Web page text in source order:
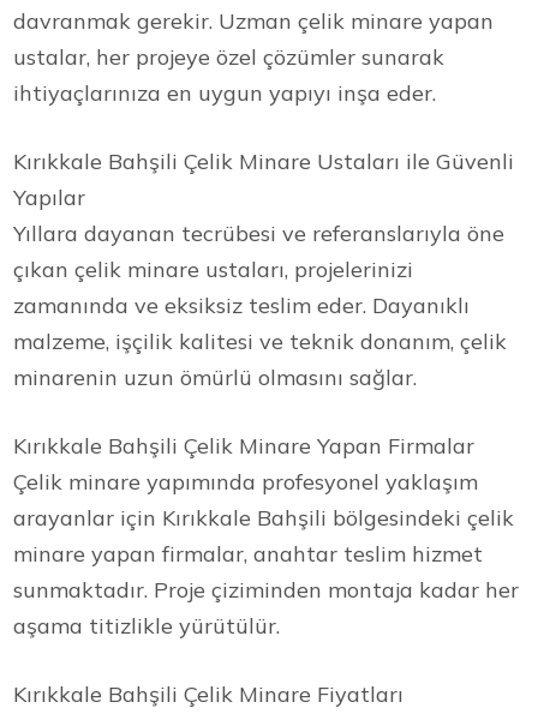
davranmak gerekir. Uzman çelik minare yapan
ustalar, her projeye özel çözümler sunarak
ihtiyaçlarınıza en uygun yapıyı inşa eder.
Kırıkkale Bahşili Çelik Minare Ustaları ile Güvenli
Yapılar
Yıllara dayanan tecrübesi ve referanslarıyla öne
çıkan çelik minare ustaları, projelerinizi
zamanında ve eksiksiz teslim eder. Dayanıklı
malzeme, işçilik kalitesi ve teknik donanım, çelik
minarenin uzun ömürlü olmasını sağlar.
Kırıkkale Bahşili Çelik Minare Yapan Firmalar
Çelik minare yapımında profesyonel yaklaşım
arayanlar için Kırıkkale Bahşili bölgesindeki çelik
minare yapan firmalar, anahtar teslim hizmet
sunmaktadır. Proje çiziminden montaja kadar her
aşama titizlikle yürütülür.
Kırıkkale Bahşili Çelik Minare Fiyatları